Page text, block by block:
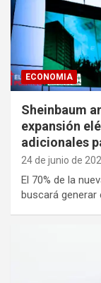
ECONOMIA
Sheinbaum
expansión
adicionales
24 de junio de
El 70% de la
buscará generar